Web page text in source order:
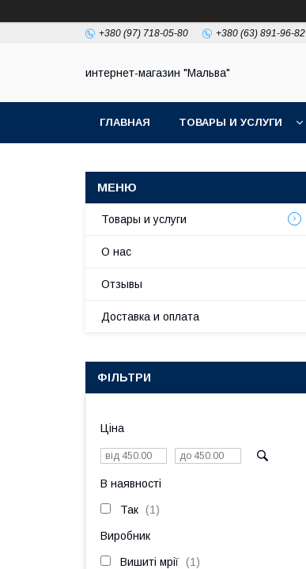
+380 (97) 718-05-80 +380 (63) 891-96-82
интернет-магазин "Мальва"
ГЛАВНАЯ ТОВАРЫ И УСЛУГИ
Товары и услуги
О нас
Отзывы
Доставка и оплата
ФІЛЬТРИ
Ціна
В наявності
Так 1
Виробник
Вишиті мрії 1